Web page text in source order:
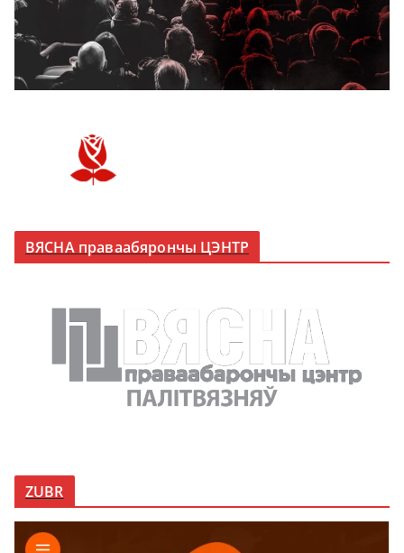
ВЯСНА праваабярончы ЦЭНТР
ZUBR